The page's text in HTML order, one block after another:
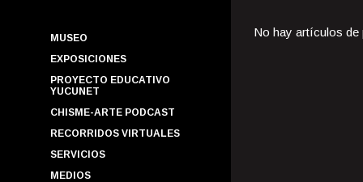
MUSEO
EXPOSICIONES
PROYECTO EDUCATIVO
YUCUNET
CHISME-ARTE PODCAST
RECORRIDOS VIRTUALES
SERVICIOS
MEDIOS
No hay artículos de